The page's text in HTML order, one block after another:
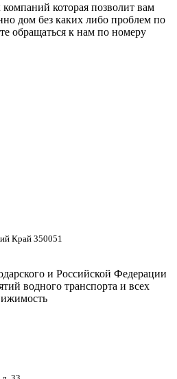
которая позволит вам
дом без каких либо проблем по
обращаться к нам по номеру
Край 350051
и Российской Федерации
водного транспорта и всех